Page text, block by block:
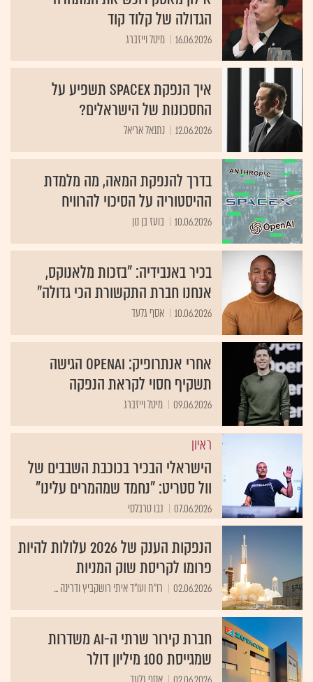
הגדולה של קלוד קוד
16.06.2026 מיטל וייזברג
איך הנפקת SpaceX תשפיע על
החסכונות של הישראלים?
12.06.2026 נתנאל אריאל
בדרך להנפקת המאה, מה מלמדת
ההיסטוריה על הסיכוי להרוויח
10.06.2026 בועז בן נון
בכיר באנבידיה: "בזכות מלאנוקס,
אנחנו חברת התקשורת הכי גדולה"
10.06.2026 אסף גלעד
אחרי אנתרופיק: OpenAI הגישה
תשקיף חסוי לקראת הנפקה
09.06.2026 מיטל וייזברג
ראיון
הישראלי הבכיר בכוכבת השבבים של
וול סטריט: "נחמד שמהמרים עלינו"
07.06.2026 נבו טרבלסי
הנפקות הענק של 2026 עלולות להיות
פרומו לקריסת שוק המניות
02.06.2026 רו"ח ועו"ד איתי רושקביץ ודרינה ...
חברת קירור שרתי ה-AI משדרות
שמגייסת 100 מיליון דולר
02.06.2026 אסף גלעד